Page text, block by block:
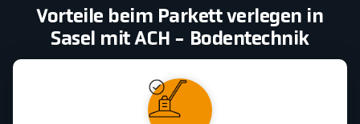
Vorteile beim Parkett verlegen in
Sasel mit ACH - Bodentechnik